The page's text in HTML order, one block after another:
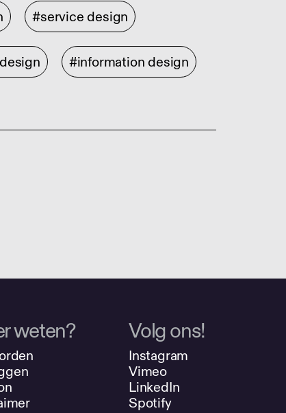
#service design
#information design
weten? Volg ons!
Instagram
Vimeo
LinkedIn
Spotify